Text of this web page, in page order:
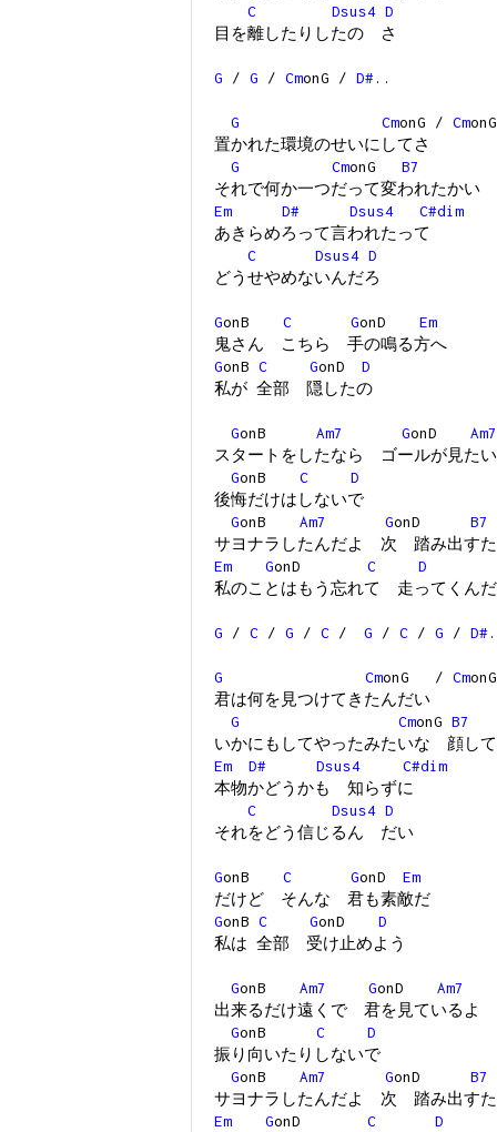
C
Dsus4 D
目を離したりしたの さ
G / G / CmonG / D# ..
G CmonG / Cm
置かれた環境のせいにしてさ
G
CmonG B7
それで何か一つだって変われたかい
Em
D# Dsus4
C#dim
あきらめろって言われたって
C
Dsus4 D
どうせやめないんだろ
GonB C GonD Em
鬼さん こちら 手の鳴る方へ
GonB C GonD D
私が 全部 隠したの
GonB Am7 GonD Am7
スタートをしたなら ゴールが見た
GonB C
D
後悔だけはしないで
GonB Am7 GonD B7
サヨナラしたんだよ 次 踏み出す
Em
GonD C
D
私のことはもう忘れて 走ってくんだ
G / C / G / C / G / C / G / D#
G CmonG / Cm
君は何を見つけてきたんだい
G
CmonG B7
いかにもしてやったみたいな 顔して
Em
D# Dsus4
C#dim
本物かどうかも 知らずに
C
Dsus4 D
それをどう信じるん だい
GonB C GonD Em
だけど そんな 君も素敵だ
GonB C GonD D
私は 全部 受け止めよう
GonB Am7 GonD Am7
出来るだけ遠くで 君を見ているよ
GonB C
D
振り向いたりしないで
GonB Am7 GonD B7
サヨナラしたんだよ 次 踏み出す
Em
GonD C
D